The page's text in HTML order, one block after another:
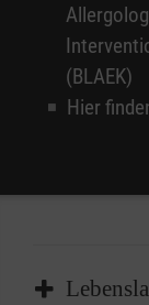
(BLAEK)
Hier